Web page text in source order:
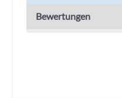
Bewertungen